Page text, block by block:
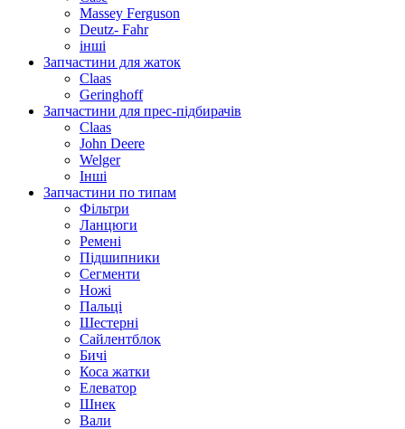
Massey Ferguson
Deutz- Fahr
інші
Запчастини для жаток
Claas
Geringhoff
Запчастини для прес-підбирачів
Claas
John Deere
Welger
Інші
Запчастини по типам
Фільтри
Ланцюги
Ремені
Підшипники
Сегменти
Ножі
Пальці
Шестерні
Сайлентблок
Бичі
Коса жатки
Елеватор
Шнек
Вали